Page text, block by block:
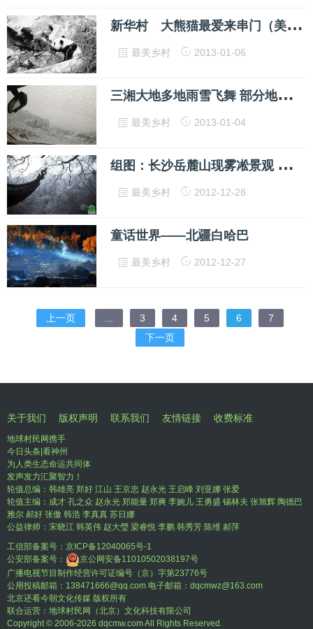
新
华村 大熊猫最爱来串门（美丽中国·寻找最美乡村）
最美乡村 2013-01-06
三
湘大地多地雨雪飞舞 部分地区有冰冻
最美乡村 2013-01-04
组
图：长沙岳麓山现雾凇景观 引游人观看
最美乡村 2012-12-28
童话世界——北疆白哈巴
最美乡村 2012-12-27
上一页 3 4 5 6
7
下一页
关于我们 版权声明 联系我们 友情链接 收费标准
地球村民网携手
今日头条|看神州
为人类生态命运共同体
发声发力汇聚智力！
轮值总编：韩雄亮 郑好 江山 王京忠 赵永光 王启峰 刘亚娜 张爱
轮值主编：成才 孔之众 赵永光 郑能量 郑爽 李婉儿 王勇盛 锡林夫 张旭辉 陶德巴
雅尔 郝好 张傲 韩浩 李真真 苏日娜
公益律师：宋晓江 韩英伟 赵大瑩 梁睿悦 李鹏 韩秀芳 陈维 郝萍
工信部备案号： 京ICP备12040065号-1
公安部备案号：
京公网安备11010502038197号
广播电视节目制作经营许可证编号（京）字第23776号
公用投稿邮箱：138471666@qq.com 电子邮箱：dqcmwz@163.com
北京还看今朝文化传媒 版权所有
联合运营：地球村民网（北京）文化科技有限公司
Copyright © 2006-2026 dqcmw.com All Rights Reserved.